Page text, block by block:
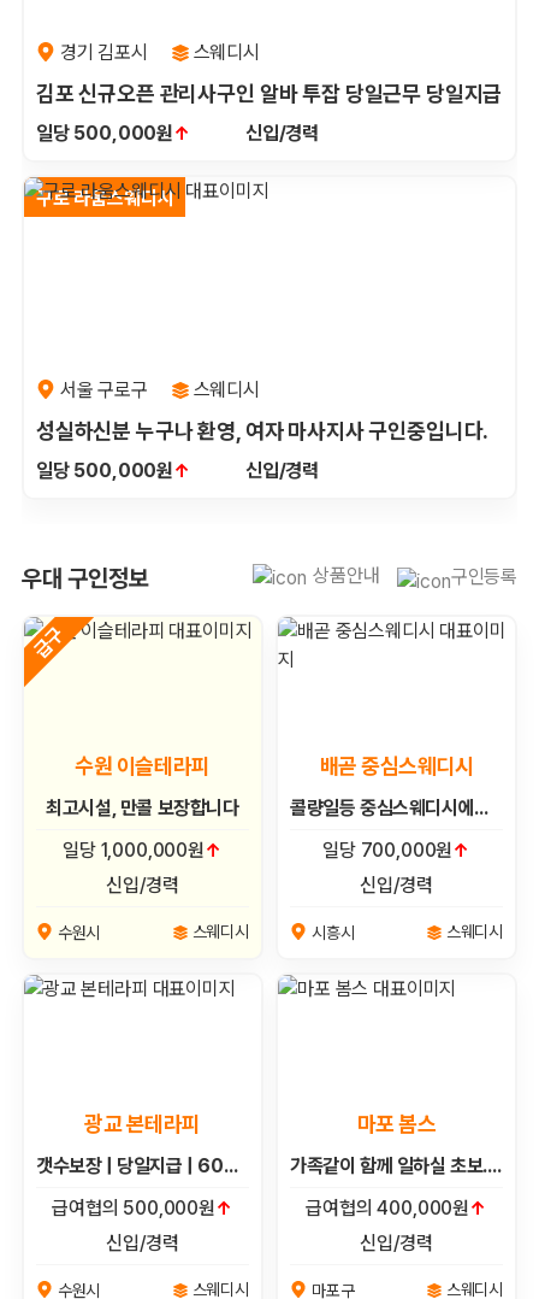
경기 김포시 스웨디시
김포 신규오픈 관리사구인 알바 투잡 당일근무 당일지급
일당 500,000원↑ 신입/경력
구로 라움스웨디시
서울 구로구 스웨디시
성실하신분 누구나 환영, 여자 마사지사 구인중입니다.
일당 500,000원↑ 신입/경력
우대 구인정보 상품안내 구인등록
급구
수원 이슬테라피
최고시설, 만콜 보장합니다
일당 1,000,000원↑
신입/경력
수원시 스웨디시
배곧 중심스웨디시
콜량일등 중심스웨디시에서 관리쌤 모집해요^^
일당 700,000원↑
신입/경력
시흥시 스웨디시
광교 본테라피
갯수보장 | 당일지급 | 60분단일코스 | 초보환영 | 알바가능 | 경력자환영 | 자율출근
급여협의 500,000원 ↑
신입/경력
수원시 스웨디시
마포 봄스
가족같이 함께 일하실 초보.경력쌤 연락 주세요^^(일30만이상)
급여협의 400,000원 ↑
신입/경력
마포구 스웨디시